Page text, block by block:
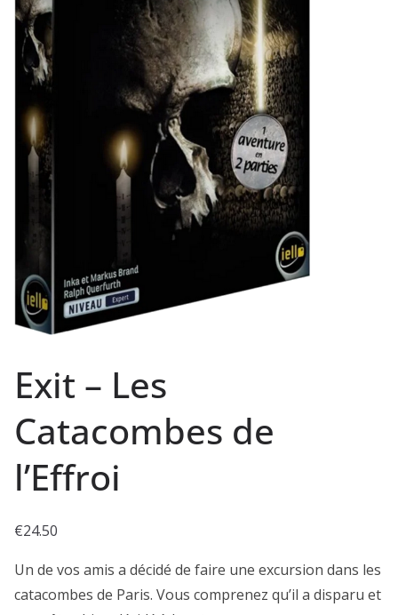
Exit – Les
Catacombes de
l’Effroi
€24.50
Un de vos amis a décidé de faire une excursion dans les
catacombes de Paris. Vous comprenez qu’il a disparu et